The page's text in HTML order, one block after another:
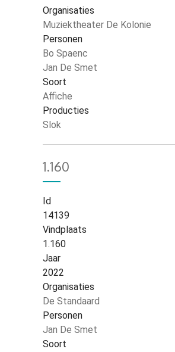
Organisaties
Muziektheater De Kolonie
Personen
Bo Spaenc
Jan De Smet
Soort
Affiche
Producties
Slok
1.160
Id
14139
Vindplaats
1.160
Jaar
2022
Organisaties
De Standaard
Personen
Jan De Smet
Soort